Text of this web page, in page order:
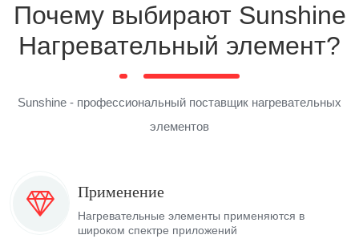
Почему выбирают Sunshine
Нагревательный элемент?
Sunshine - профессиональный поставщик нагревательных
элементов
Применение
Нагревательные элементы применяются в
широком спектре приложений